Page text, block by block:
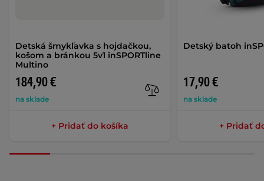
Detská šmykľavka s hojdačkou,
košom a bránkou 5v1 inSPORTline
Multino
184,90 €
na sklade
+ Pridať do košíka
Detský batoh
17,90 €
na sklade
+ Pridať